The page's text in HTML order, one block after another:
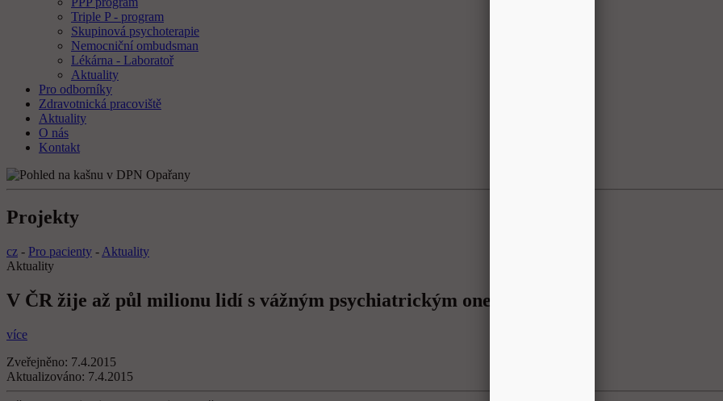
Triple P - program
Skupinová psychoterapie
Nemocniční ombudsman
Lékárna - Laboratoř
Aktuality
Pro odborníky
Zdravotnická pracoviště
Aktuality
O nás
Kontakt
Projekty
cz - Pro pacienty - Aktuality
Aktuality
V ČR žije až půl milionu lidí s vážným psychiatrickým onemocněním
více
Zveřejněno: 7.4.2015
Aktualizováno: 7.4.2015